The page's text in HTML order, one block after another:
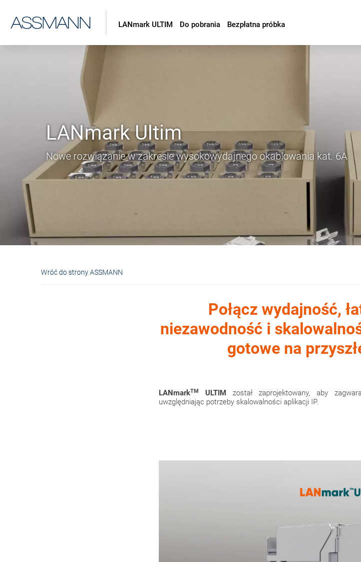
LANmark ULTIM Do pobrania Bezpłatna próbka
LANmark Ultim
Nowe rozwiązanie w zakresie wysokowydajnego okablowania kat. 6A
Wróć do strony ASSMANN
Połącz wydajność,
niezawodność i
gotowe na
LANmarkTM ULTIMzostał zaprojektowany, aby
uwzględniając potrzeby skalowalności aplikacji IP.